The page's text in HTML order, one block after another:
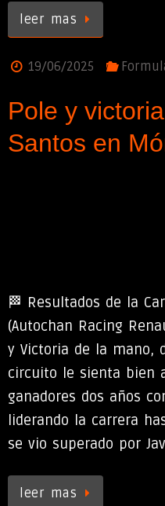
leer mas
19/06/2025
Pole y
Santos en
🏁 Resultados de la
(Autochan Racing
y Victoria de la mano,
circuito le sienta bien
ganadores dos años
liderando la carrera
se vio superado por
leer mas